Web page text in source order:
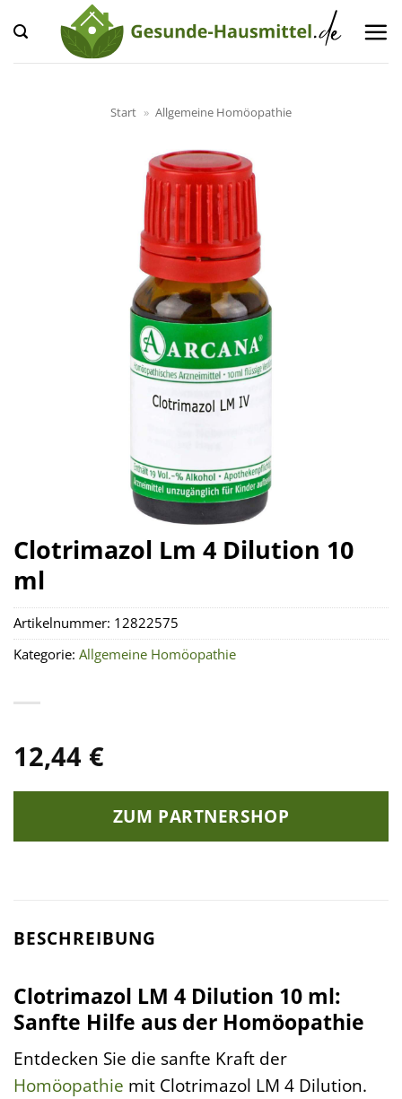
Inhalt
springen
Start » Allgemeine Homöopathie
Clotrimazol Lm 4 Dilution 10
ml
12,44 €
ZUM PARTNERSHOP
Artikelnummer: 12822575
Kategorie: Allgemeine Homöopathie
BESCHREIBUNG
Clotrimazol LM 4 Dilution 10 ml:
Sanfte Hilfe aus der Homöopathie
Entdecken Sie die sanfte Kraft der
Homöopathie mit Clotrimazol LM 4 Dilution.